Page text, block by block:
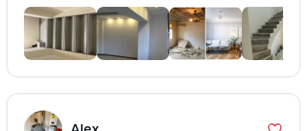
lei/m² Laminat – de la 180–450+
lei/m² Materiale pentru lucrări
brute – de la 1 500–2 500 lei/m²
de apartament Uși interioare – de
la 2 500–7 000+ lei/set Tavan
extensibil – de la 120–200 lei/m²
interiorul cât mai aproape posibil